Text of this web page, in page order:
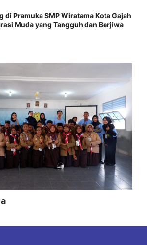
di Pramuka SMP Wiratama Kota Gajah
Muda yang Tangguh dan Berjiwa